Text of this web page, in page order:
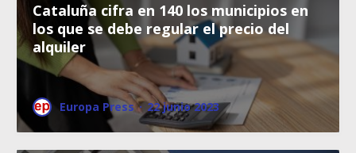
Cataluña cifra en 140 los municipios en
los que se debe regular el precio del
alquiler
Europa Press · 22 junio 2023